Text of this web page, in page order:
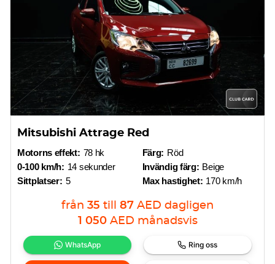
Mitsubishi Attrage Red
Motorns effekt: 78 hk
0-100 km/h: 14 sekunder
Sittplatser: 5
Färg: Röd
Invändig färg: Beige
Max hastighet: 170 km/h
från 35 till 87 AED dagligen
1 050 AED månadsvis
WhatsApp Ring oss